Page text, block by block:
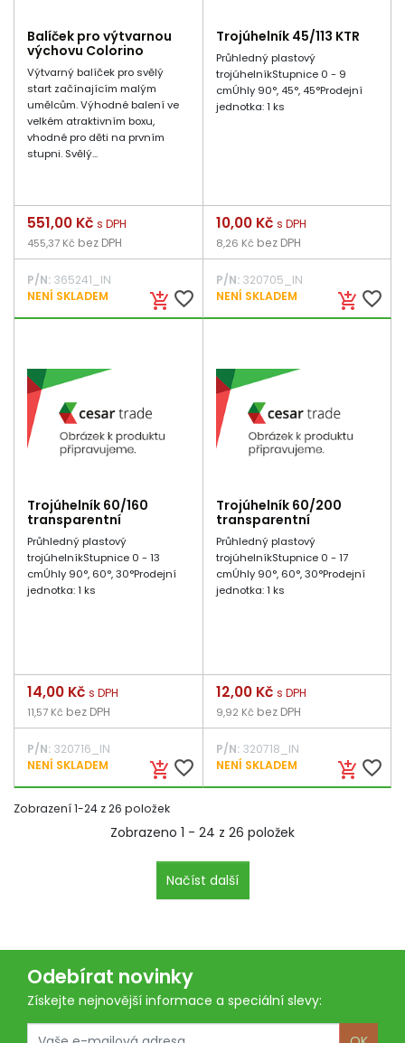
Balíček pro výtvarnou
výchovu Colorino
Výtvarný balíček pro svělý
start začínajícím malým
umělcům. Výhodné balení ve
velkém atraktivním boxu,
vhodné pro děti na prvním
stupni. Svělý...
add_shopping_cart favorite_border
Cena
551,00 Kč s DPH
455,37 Kč bez DPH
P/N: 365241_IN
NENÍ SKLADEM
Trojúhelník 45/113 KTR
Průhledný plastový
trojúhelníkStupnice 0 - 9
cmÚhly 90°, 45°, 45°Prodejní
jednotka: 1 ks
add_shopping_cart favorite_border
Cena
10,00 Kč s DPH
8,26 Kč bez DPH
P/N:320705_IN
NENÍ SKLADEM
Trojúhelník 60/160
transparentní
Průhledný plastový
trojúhelníkStupnice 0 - 13
cmÚhly 90°, 60°, 30°Prodejní
jednotka: 1 ks
add_shopping_cart favorite_border
Cena
14,00 Kč s DPH
11,57 Kč bez DPH
P/N: 320716_IN
NENÍ SKLADEM
Trojúhelník 60/200
transparentní
Průhledný plastový
trojúhelníkStupnice 0 - 17
cmÚhly 90°, 60°, 30°Prodejní
jednotka: 1 ks
add_shopping_cart favorite_border
Cena
12,00 Kč s DPH
9,92 Kč bez DPH
P/N:320718_IN
NENÍ SKLADEM
Zobrazení 1-24 z 26 položek
Zobrazeno 1 - 24 z 26 položek
Načíst další
Odebírat novinky
Získejte nejnovější informace a speciální slevy: